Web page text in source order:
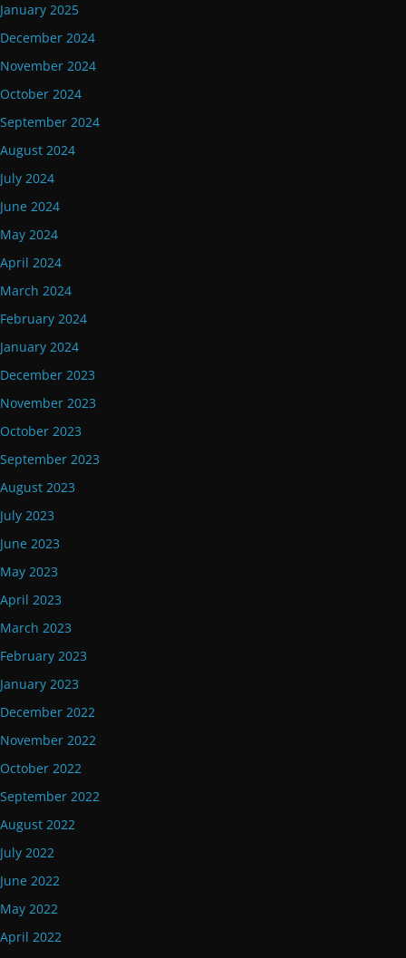
January 2025
December 2024
November 2024
October 2024
September 2024
August 2024
July 2024
June 2024
May 2024
April 2024
March 2024
February 2024
January 2024
December 2023
November 2023
October 2023
September 2023
August 2023
July 2023
June 2023
May 2023
April 2023
March 2023
February 2023
January 2023
December 2022
November 2022
October 2022
September 2022
August 2022
July 2022
June 2022
May 2022
April 2022